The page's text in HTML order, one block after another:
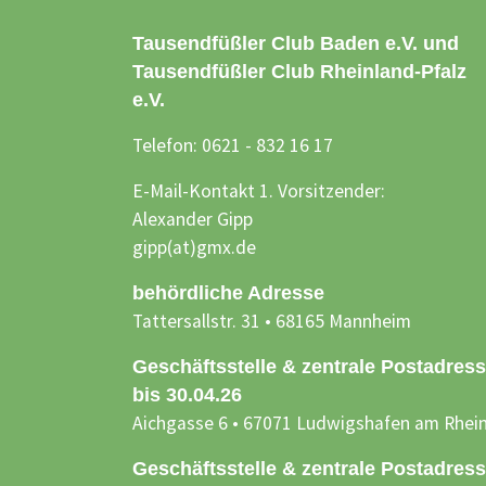
Tausendfüßler Club Baden e.V. und
Tausendfüßler Club Rheinland-Pfalz
e.V.
Telefon: 0621 - 832 16 17
E-Mail-Kontakt 1. Vorsitzender:
Alexander Gipp
gipp(at)gmx.de
behördliche Adresse
Tattersallstr. 31 • 68165 Mannheim
Geschäftsstelle & zentrale
bis 30.04.26
Aichgasse 6 • 67071 Ludwigshafen am Rhein
Geschäftsstelle & zentrale